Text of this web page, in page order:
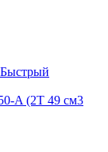
Быстрый
A (2T 49 см3